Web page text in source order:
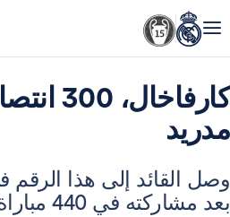
كارفاخال، 300
إلى هذا الرقم في
مباراة كمدريديستا.